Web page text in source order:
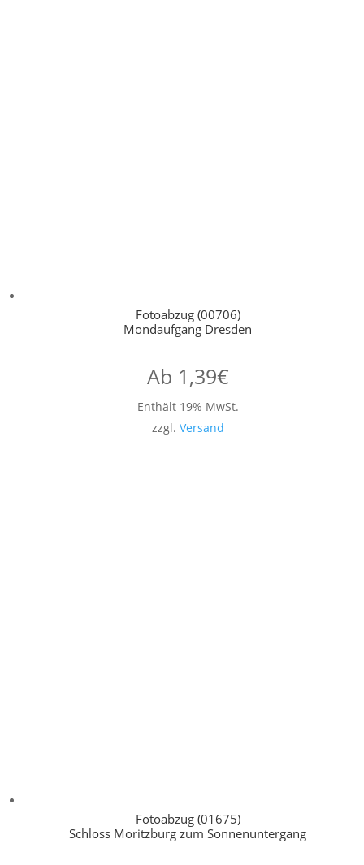
Fotoabzug (00706)
Mondaufgang Dresden
Ab 1,39€
Enthält 19% MwSt.
zzgl. Versand
Fotoabzug (01675)
Schloss Moritzburg zum Sonnenuntergang